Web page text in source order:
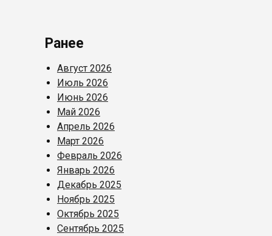
Ранее
Август 2026
Июль 2026
Июнь 2026
Май 2026
Апрель 2026
Март 2026
Февраль 2026
Январь 2026
Декабрь 2025
Ноябрь 2025
Октябрь 2025
Сентябрь 2025